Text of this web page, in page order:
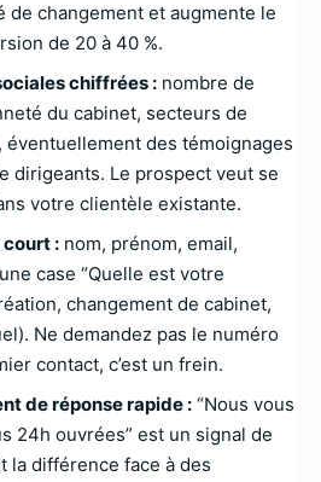
de changement et augmente le
de 20 à 40 %.
chiffrées :nombre de
du cabinet, secteurs de
éventuellement des témoignages
dirigeants. Le prospect veut se
votre clientèle existante.
:nom, prénom, email,
case “Quelle est votre
changement de cabinet,
Ne demandez pas le numéro
contact, c’est un frein.
de réponse rapide :“Nous vous
24h ouvrées” est un signal de
la différence face à des